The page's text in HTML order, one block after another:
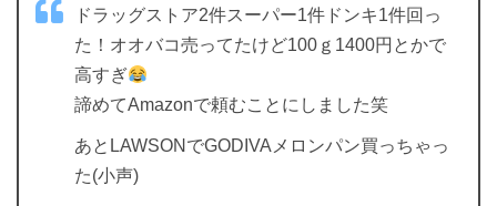
ドラッグストア2件スーパー1件ドンキ1件回っ
た！オオバコ売ってたけど100ｇ1400円とかで
高すぎ
諦めてAmazonで頼むことにしました笑
あとLAWSONでGODIVAメロンパン買っちゃっ
た(小声)